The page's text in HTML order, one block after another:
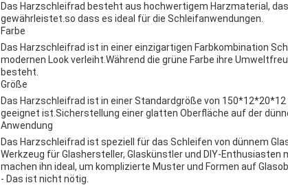
Das Harzschleifrad besteht aus hochwertigem Harzmaterial,
gewährleistet.so dass es ideal für die Schleifanwendungen.
Farbe
Das Harzschleifrad ist in einer einzigartigen Farbkombination
modernen Look verleiht.Während die grüne Farbe ihre
besteht.
Größe
Das Harzschleifrad ist in einer Standardgröße von
geeignet ist.Sicherstellung einer glatten Oberfläche auf der
Anwendung
Das Harzschleifrad ist speziell für das Schleifen von dünnem
Werkzeug für Glashersteller, Glaskünstler und DIY-
machen ihn ideal, um komplizierte Muster und Formen auf
- Das ist nicht nötig.